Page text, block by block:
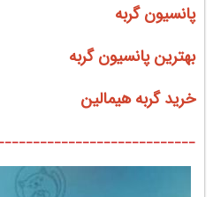
پانسیون گربه
بهترین پانسیون گربه
خرید گربه هیمالین